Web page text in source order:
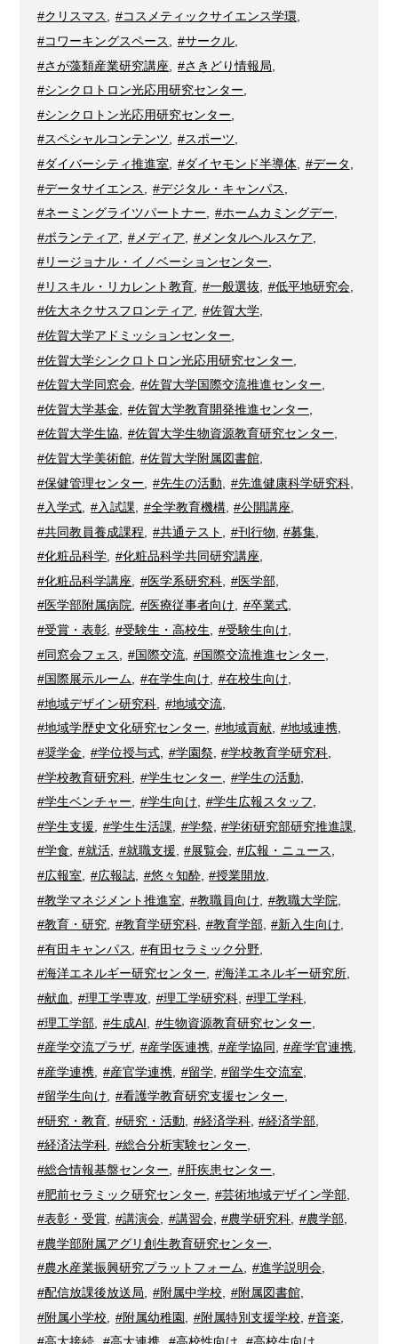
#クリスマス
#コスメティックサイエンス学環,
#コワーキングスペース
#サークル,
#さが藻類産業研究講座
#さきどり情報局
#シンクロトロン光応用研究センター
#シンクロトン光応用研究センター
#スペシャルコンテンツ
#スポーツ
#ダイバーシティ推進室
#ダイヤモンド半導体, #データ
#データサイエンス
#デジタル・キャンパス
#ネーミングライツパートナー
#ホームカミングデー
#ボランティア
#メディア #メンタルヘルスケア
#リージョナル・イノベーションセンター
#リスキル・リカレント教育
#一般選抜 #低平地研究会,
#佐大ネクサスフロンティア, #佐賀大学,
#佐賀大学アドミッションセンター
#佐賀大学シンクロトロン光応用研究センター
#佐賀大学同窓会
#佐賀大学国際交流推進センター
#佐賀大学基金
#佐賀大学教育開発推進センター
#佐賀大学生協, #佐賀大学生物資源教育研究センター,
#佐賀大学美術館
#佐賀大学附属図書館,
#保健管理センター
#先生の活動 #先進健康科学研究科,
#入学式
#入試課 #全学教育機構, #公開講座
#共同教員養成課程
#共通テスト #刊行物 #募集
#化粧品科学, #化粧品科学共同研究講座,
#化粧品科学講座
#医学系研究科, #医学部,
#医学部附属病院, #医療従事者向け, #卒業式,
#受賞・表彰
#受験生・高校生 #受験生向け
#同窓会フェス
#国際交流, #国際交流推進センター
#国際展示ルーム
#在学生向け #在校生向け
#地域デザイン研究科
#地域交流,
#地域学歴史文化研究センター, #地域貢献, #地域連携,
#奨学金
#学位授与式, #学園祭, #学校教育学研究科
#学校教育研究科
#学生センター #学生の活動
#学生ベンチャー
#学生向け #学生広報スタッフ
#学生支援
#学生生活課 #学祭, #学術研究部研究推進課
#学食, #就活, #就職支援, #展覧会, #広報・ニュース,
#広報室
#広報誌, #悠々知酔, #授業開放
#教学マネジメント推進室
#教職員向け #教職大学院
#教育・研究
#教育学研究科, #教育学部, #新入生向け
#有田キャンパス
#有田セラミック分野,
#海洋エネルギー研究センター, #海洋エネルギー研究所,
#献血
#理工学専攻, #理工学研究科, #理工学科
#理工学部
#生成AI #生物資源教育研究センター
#産学交流プラザ
#産学医連携, #産学協同 #産学官連携
#産学連携
#産官学連携, #留学, #留学生交流室
#留学生向け, #看護学教育研究支援センター,
#研究・教育
#研究・活動 #経済学科, #経済学部
#経済法学科, #総合分析実験センター,
#総合情報基盤センター
#肝疾患センター
#肥前セラミック研究センター
#芸術地域デザイン学部,
#表彰・受賞, #講演会, #講習会, #農学研究科, #農学部,
#農学部附属アグリ創生教育研究センター
#農水産業振興研究プラットフォーム, #進学説明会,
#配信放課後放送局
#附属中学校 #附属図書館,
#附属小学校
#附属幼稚園 #附属特別支援学校 #音楽